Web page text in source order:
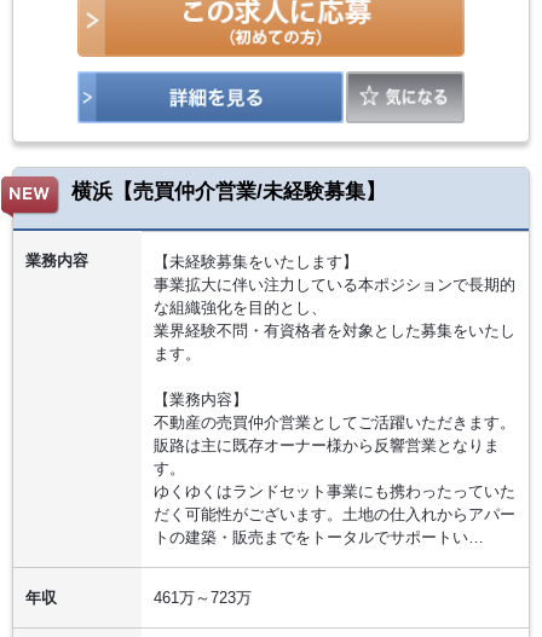
横浜【売買仲介営業/未経験募集】
業務内容
【未経験募集をいたします】
事業拡大に伴い注力している本ポジションで長期的
な組織強化を目的とし、
業界経験不問・有資格者を対象とした募集をいたし
ます。
【業務内容】
不動産の売買仲介営業としてご活躍いただきます。
販路は主に既存オーナー様から反響営業となりま
す。
ゆくゆくはランドセット事業にも携わったっていた
だく可能性がございます。土地の仕入れからアパー
トの建築・販売までをトータルでサポートい…
年収 461万～723万